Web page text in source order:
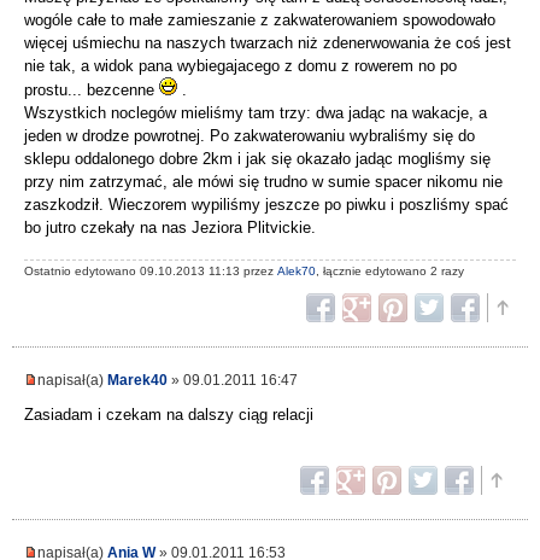
wogóle całe to małe zamieszanie z zakwaterowaniem spowodowało
więcej uśmiechu na naszych twarzach niż zdenerwowania że coś jest
nie tak, a widok pana wybiegajacego z domu z rowerem no po
prostu... bezcenne
.
Wszystkich noclegów mieliśmy tam trzy: dwa jadąc na wakacje, a
jeden w drodze powrotnej. Po zakwaterowaniu wybraliśmy się do
sklepu oddalonego dobre 2km i jak się okazało jadąc mogliśmy się
przy nim zatrzymać, ale mówi się trudno w sumie spacer nikomu nie
zaszkodził. Wieczorem wypiliśmy jeszcze po piwku i poszliśmy spać
bo jutro czekały na nas Jeziora Plitvickie.
Ostatnio edytowano 09.10.2013 11:13 przez Alek70 , łącznie edytowano 2 razy
napisał(a) Marek40 » 09.01.2011 16:47
Zasiadam i czekam na dalszy ciąg relacji
napisał(a) Ania W» 09.01.2011 16:53